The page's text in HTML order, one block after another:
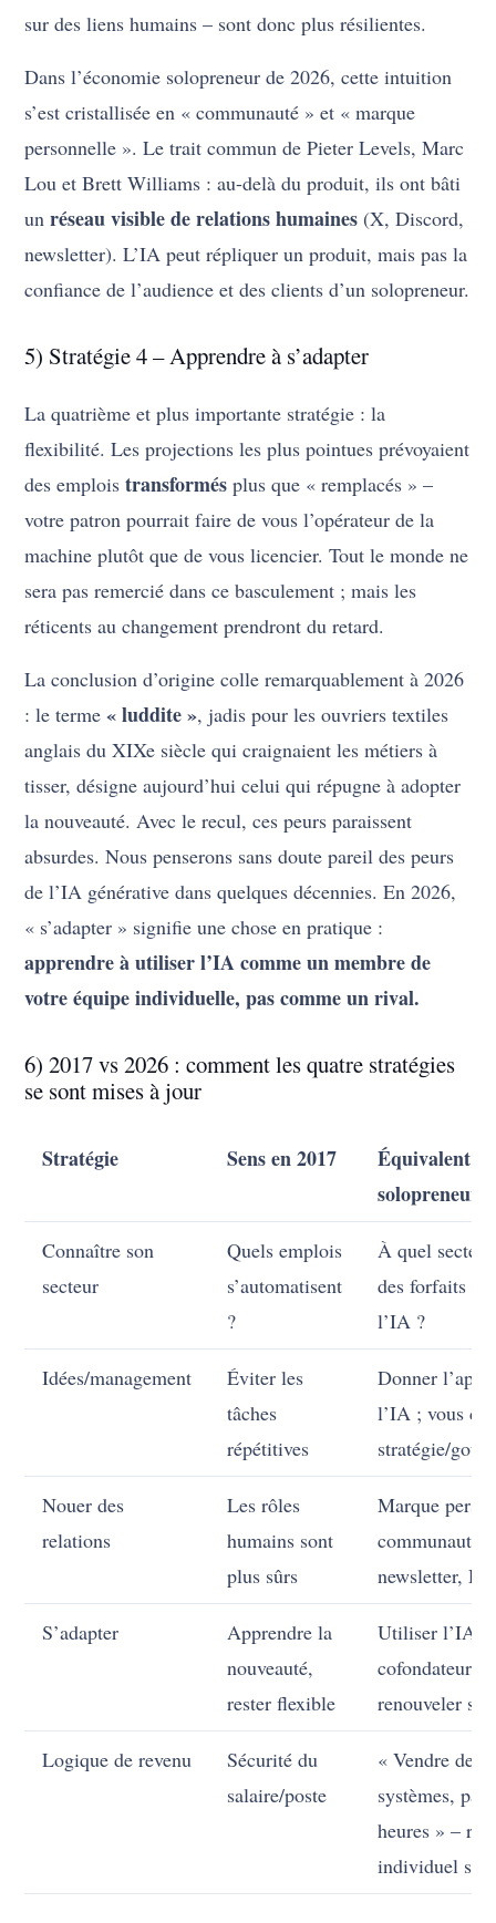
sur des liens humains – sont donc plus résilientes.
Dans l’économie solopreneur de 2026, cette intuition
s’est cristallisée en « communauté » et « marque
personnelle ». Le trait commun de Pieter Levels, Marc
Lou et Brett Williams : au-delà du produit, ils ont bâti
unréseau visible de relations humaines (X, Discord,
newsletter). L’IA peut répliquer un produit, mais pas la
confiance de l’audience et des clients d’un solopreneur.
5) Stratégie 4 – Apprendre à s’adapter
La quatrième et plus importante stratégie : la
flexibilité. Les projections les plus pointues prévoyaient
des emploistransformés plus que « remplacés » –
votre patron pourrait faire de vous l’opérateur de la
machine plutôt que de vous licencier. Tout le monde ne
sera pas remercié dans ce basculement ; mais les
réticents au changement prendront du retard.
La conclusion d’origine colle remarquablement à 2026
: le terme« luddite », jadis pour les ouvriers textiles
anglais du XIXe siècle qui craignaient les métiers à
tisser, désigne aujourd’hui celui qui répugne à adopter
la nouveauté. Avec le recul, ces peurs paraissent
absurdes. Nous penserons sans doute pareil des peurs
de l’IA générative dans quelques décennies. En 2026,
« s’adapter » signifie une chose en pratique :
apprendre à utiliser l’IA comme un membre de
votre équipe individuelle, pas comme un rival.
6) 2017 vs 2026 : comment les quatre stratégies
se sont mises à jour
Stratégie Sens en 2017
Équivalent
solopreneur
Connaître son
secteur
Quels emplois
s’automatisent
?
À quel
des forfaits
l’IA ?
Idées/management
Éviter les
tâches
répétitives
Donner
l’IA ; vous
stratégie/
Nouer des
relations
Les rôles
humains sont
plus sûrs
Marque
communauté
newsletter,
S’adapter
Apprendre la
nouveauté,
rester flexible
Utiliser l’IA
cofondateur ;
renouveler sa
Logique de revenu
Sécurité du
salaire/poste
« Vendre des
systèmes, pas
heures » –
individuel